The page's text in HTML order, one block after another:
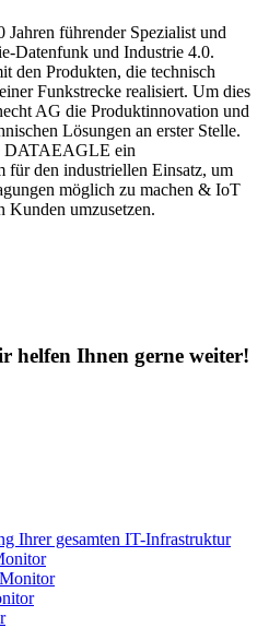
führender Spezialist und
Datenfunk und Industrie 4.0.
den Produkten, die technisch
Funkstrecke realisiert. Um dies
AG die Produktinnovation und
Lösungen an erster Stelle.
DATAEAGLE ein
für den industriellen Einsatz, um
möglich zu machen & IoT
Kunden umzusetzen.
helfen Ihnen gerne weiter!
Ihrer gesamten IT-Infrastruktur